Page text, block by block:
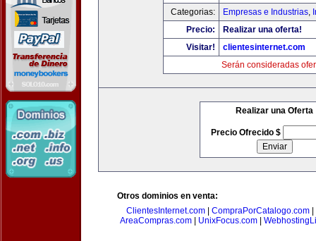
Categorias:
Empresas e Industrias,
Precio:
Realizar una oferta!
Visitar!
clientesinternet.com
Serán consideradas
Realizar una Oferta
Precio Ofrecido $
Otros dominios en venta:
ClientesInternet.com
CompraPorCatalogo.com
AreaCompras.com
UnixFocus.com